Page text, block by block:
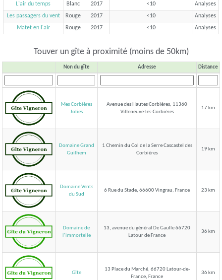
L'air du temps
Blanc 2017 <10
Analyses
Les passagers du vent
Rouge 2017 <10
Analyses
Matet en l'air
Rouge 2017 <10 Analyses
Touver un gîte à proximité (moins de 50km)
Non du gîte Adresse Distance
Mes Corbières
Jolies
Avenue des Hautes Corbières, 11360
Villeneuve-les-Corbières
17 km
Domaine Grand
Guilhem
1 Chemin du Col de la Serre Cascastel des
Corbières
19 km
Domaine Vents
du Sud
6 Rue du Stade, 66600 Vingrau, France 23 km
Domaine de
l’immortelle
13, avenue du général De Gaulle 66720
Latour de France
36 km
Gîte
13 Place du Marché, 66720 Latour-de-
France, France
36 km